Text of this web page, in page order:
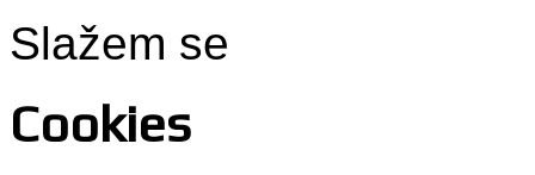
Slažem se
Cookies